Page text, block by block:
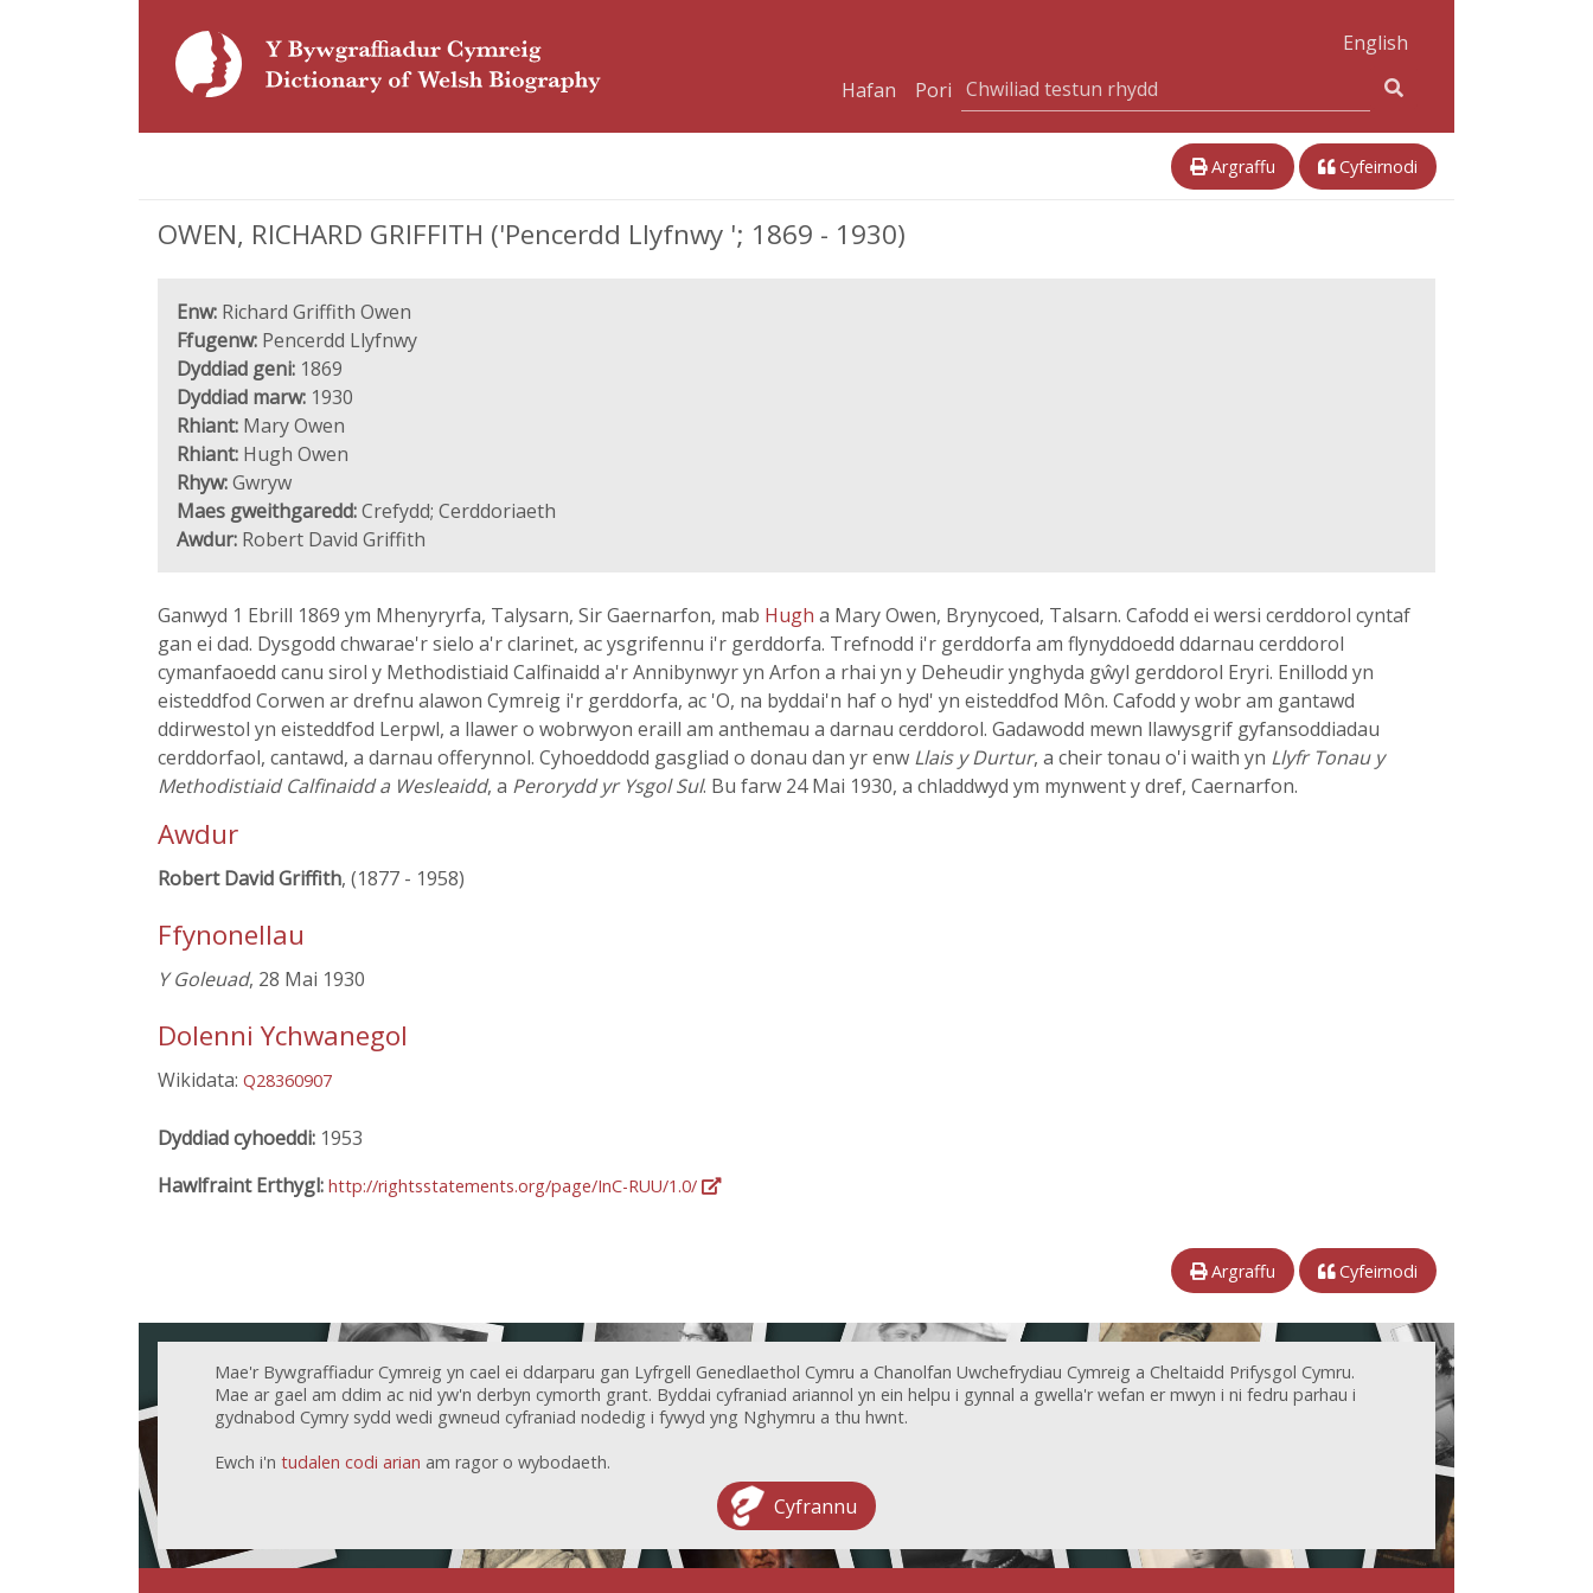
English
Hafan
Pori
Argraffu Cyfeirnodi
OWEN, RICHARD GRIFFITH ('Pencerdd Llyfnwy '; 1869 - 1930)
Enw: Richard Griffith Owen
Ffugenw: Pencerdd Llyfnwy
Dyddiad geni: 1869
Dyddiad marw: 1930
Rhiant: Mary Owen
Rhiant: Hugh Owen
Rhyw:Gwryw
Maes gweithgaredd:Crefydd; Cerddoriaeth
Awdur: Robert David Griffith
Ganwyd 1 Ebrill 1869 ym Mhenyryrfa, Talysarn, Sir Gaernarfon, mab Hugh a Mary Owen, Brynycoed, Talsarn. Cafodd ei wersi cerddorol cyntaf
gan ei dad. Dysgodd chwarae'r sielo a'r clarinet, ac ysgrifennu i'r gerddorfa. Trefnodd i'r gerddorfa am flynyddoedd ddarnau cerddorol
cymanfaoedd canu sirol y Methodistiaid Calfinaidd a'r Annibynwyr yn Arfon a rhai yn y Deheudir ynghyda gŵyl gerddorol Eryri. Enillodd yn
eisteddfod Corwen ar drefnu alawon Cymreig i'r gerddorfa, ac 'O, na byddai'n haf o hyd' yn eisteddfod Môn. Cafodd y wobr am gantawd
ddirwestol yn eisteddfod Lerpwl, a llawer o wobrwyon eraill am anthemau a darnau cerddorol. Gadawodd mewn llawysgrif gyfansoddiadau
cerddorfaol, cantawd, a darnau offerynnol. Cyhoeddodd gasgliad o donau dan yr enw Llais y Durtur, a cheir tonau o'i waith yn Llyfr Tonau y
Methodistiaid Calfinaidd a Wesleaidd, a Perorydd yr Ysgol Sul. Bu farw 24 Mai 1930, a chladdwyd ym mynwent y dref, Caernarfon.
Awdur
Robert David Griffith, (1877 - 1958)
Ffynonellau
Y Goleuad, 28 Mai 1930
Dolenni Ychwanegol
Wikidata: Q28360907
Dyddiad cyhoeddi: 1953
Hawlfraint Erthygl: http://rightsstatements.org/page/InC-RUU/1.0/
Argraffu Cyfeirnodi
Mae'r Bywgraffiadur Cymreig yn cael ei ddarparu gan Lyfrgell Genedlaethol Cymru a Chanolfan Uwchefrydiau Cymreig a Cheltaidd Prifysgol Cymru.
Mae ar gael am ddim ac nid yw'n derbyn cymorth grant. Byddai cyfraniad ariannol yn ein helpu i gynnal a gwella'r wefan er mwyn i ni fedru parhau i
gydnabod Cymry sydd wedi gwneud cyfraniad nodedig i fywyd yng Nghymru a thu hwnt.
Ewch i'n tudalen codi arian am ragor o wybodaeth.
Cyfrannu